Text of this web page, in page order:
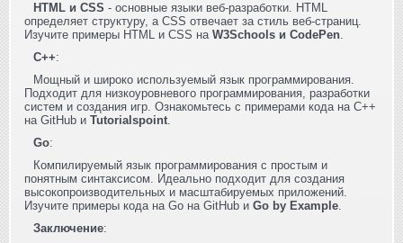
HTML и CSS - основные языки веб-разработки. HTML
определяет структуру, а CSS отвечает за стиль веб-страниц.
Изучите примеры HTML и CSS на W3Schools и CodePen.
C++:
Мощный и широко используемый язык программирования.
Подходит для низкоуровневого программирования, разработки
систем и создания игр. Ознакомьтесь с примерами кода на C++
на GitHub и Tutorialspoint.
Go:
Компилируемый язык программирования с простым и
понятным синтаксисом. Идеально подходит для создания
высокопроизводительных и масштабируемых приложений.
Изучите примеры кода на Go на GitHub и Go by Example.
Заключение: